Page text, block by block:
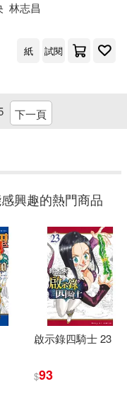
林志昌
紙 試閱
下一頁
興趣的熱門商品
啟示錄四騎士 23
$93